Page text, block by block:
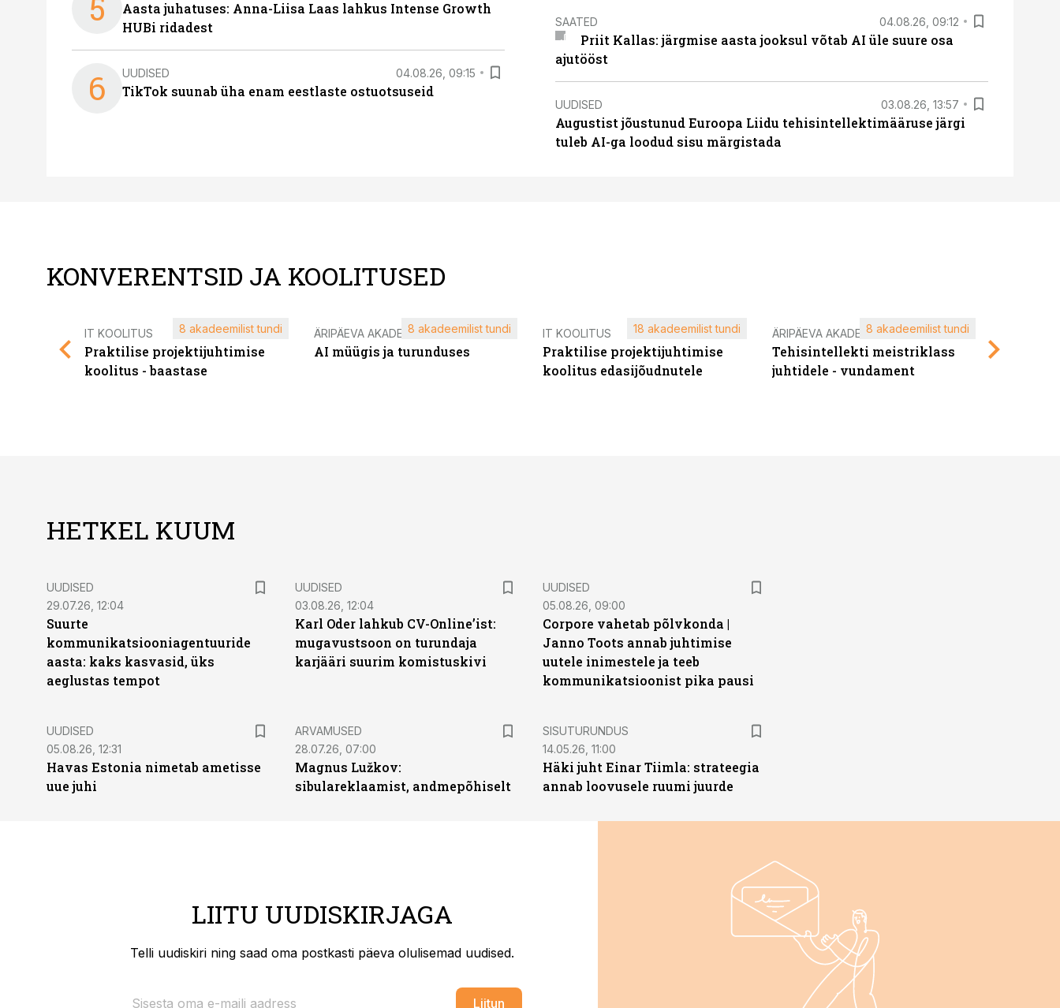
Aasta juhatuses: Anna-Liisa Laas lahkus Intense Growth
HUBi ridadest
6 UUDISED 04.08.26, 09:15
TikTok suunab üha enam eestlaste ostuotsuseid
SAATED 04.08.26, 09:12
Priit Kallas: järgmise aasta jooksul võtab AI üle suure osa
ajutööst
UUDISED 03.08.26, 13:57
Augustist jõustunud Euroopa Liidu tehisintellektimääruse järgi
tuleb AI-ga loodud sisu märgistada
KONVERENTSID JA KOOLITUSED
IT KOOLITUS
Praktilise projektijuhtimise
koolitus - baastase
8 akadeemilist tundi ÄRIPÄEVA AKADEEMIA
AI müügis ja turunduses
8 akadeemilist tundi IT KOOLITUS
Praktilise projektijuhtimise
koolitus edasijõudnutele
18 akadeemilist tundi ÄRIPÄEVA AKADEEMIA
Tehisintellekti meistriklass
juhtidele - vundament
8 akadeemilist tundi
HETKEL KUUM
UUDISED
29.07.26, 12:04
Suurte
kommunikatsiooniagentuuride
aasta: kaks kasvasid, üks
aeglustas tempot
UUDISED
03.08.26, 12:04
Karl Oder lahkub CV-Online’ist:
mugavustsoon on turundaja
karjääri suurim komistuskivi
UUDISED
05.08.26, 09:00
Corpore vahetab põlvkonda |
Janno Toots annab juhtimise
uutele inimestele ja teeb
kommunikatsioonist pika pausi
UUDISED
05.08.26, 12:31
Havas Estonia nimetab ametisse
uue juhi
ARVAMUSED
28.07.26, 07:00
Magnus Lužkov:
sibulareklaamist, andmepõhiselt
ST
SISUTURUNDUS
14.05.26, 11:00
Häki juht Einar Tiimla: strateegia
annab loovusele ruumi juurde
LIITU UUDISKIRJAGA
Telli uudiskiri ning saad oma postkasti päeva olulisemad uudised.
Liitun